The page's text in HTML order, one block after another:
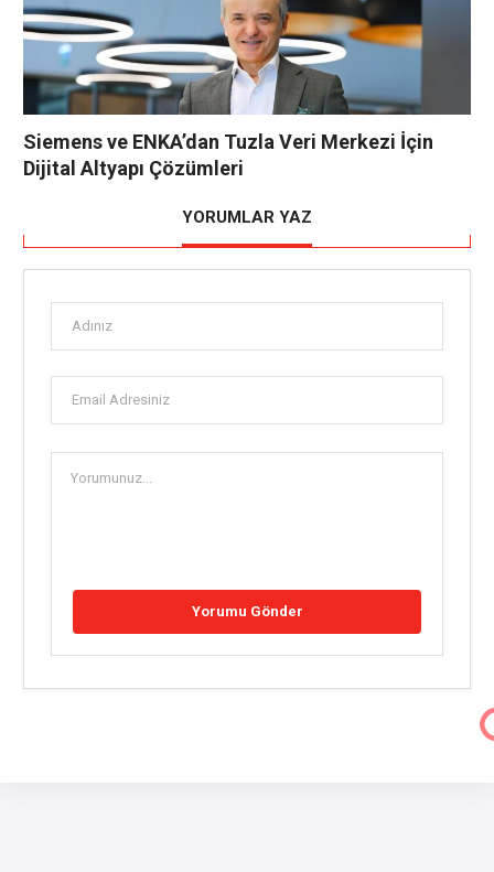
Siemens ve ENKA’dan Tuzla Veri Merkezi İçin
Dijital Altyapı Çözümleri
YORUMLAR YAZ